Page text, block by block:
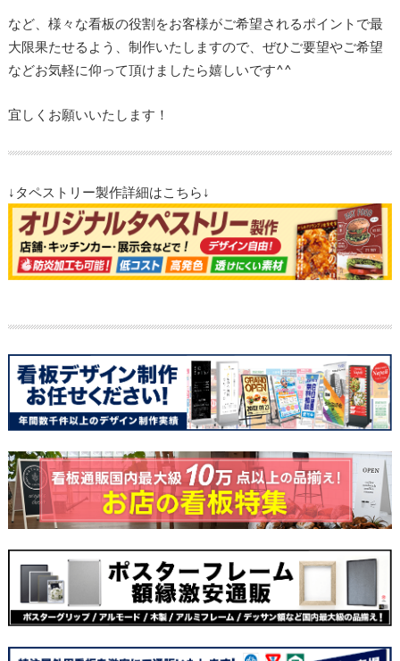
など、様々な看板の役割をお客様がご希望されるポイントで最
大限果たせるよう、制作いたしますので、ぜひご要望やご希望
などお気軽に仰って頂けましたら嬉しいです^^
宜しくお願いいたします！
↓タペストリー製作詳細はこちら↓